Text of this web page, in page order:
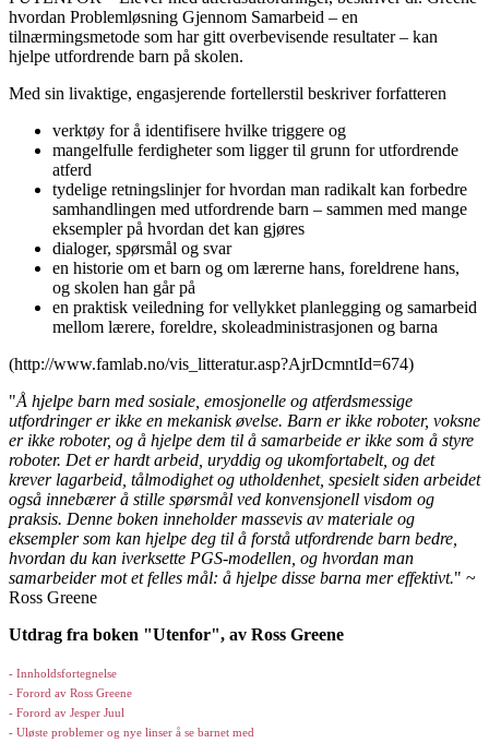
hvordan Problemløsning Gjennom Samarbeid – en
tilnærmingsmetode som har gitt overbevisende resultater – kan
hjelpe utfordrende barn på skolen.
Med sin livaktige, engasjerende fortellerstil beskriver forfatteren
verktøy for å identifisere hvilke triggere og
mangelfulle ferdigheter som ligger til grunn for utfordrende
atferd
tydelige retningslinjer for hvordan man radikalt kan forbedre
samhandlingen med utfordrende barn – sammen med mange
eksempler på hvordan det kan gjøres
dialoger, spørsmål og svar
en historie om et barn og om lærerne hans, foreldrene hans,
og skolen han går på
en praktisk veiledning for vellykket planlegging og samarbeid
mellom lærere, foreldre, skoleadministrasjonen og barna
(http://www.famlab.no/vis_litteratur.asp?AjrDcmntId=674)
"Å hjelpe barn med sosiale, emosjonelle og atferdsmessige
utfordringer er ikke en mekanisk øvelse. Barn er ikke roboter, voksne
er ikke roboter, og å hjelpe dem til å samarbeide er ikke som å styre
roboter. Det er hardt arbeid, uryddig og ukomfortabelt, og det
krever lagarbeid, tålmodighet og utholdenhet, spesielt siden arbeidet
også innebærer å stille spørsmål ved konvensjonell visdom og
praksis. Denne boken inneholder massevis av materiale og
eksempler som kan hjelpe deg til å forstå utfordrende barn bedre,
hvordan du kan iverksette PGS-modellen, og hvordan man
samarbeider mot et felles mål: å hjelpe disse barna mer effektivt." ~
Ross Greene
Utdrag fra boken "Utenfor", av Ross Greene
- Innholdsfortegnelse
- Forord av Ross Greene
- Forord av Jesper Juul
- Uløste problemer og nye linser å se barnet med